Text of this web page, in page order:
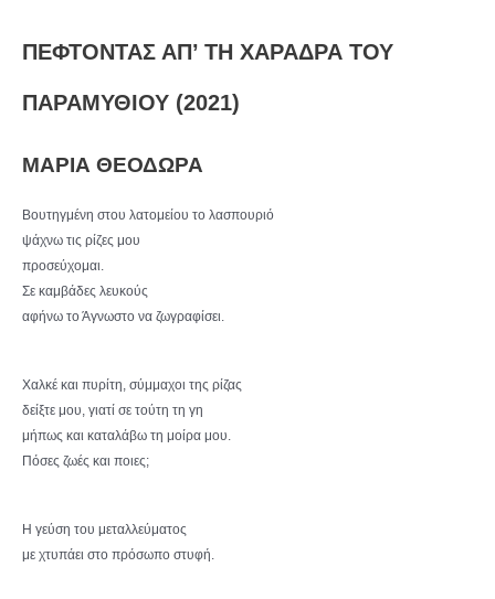
ΠΕΦΤΟΝΤΑΣ ΑΠ’ ΤΗ ΧΑΡΑΔΡΑ ΤΟΥ
ΠΑΡΑΜΥΘΙΟΥ (2021)
ΜΑΡΙΑ ΘΕΟΔΩΡΑ
Βουτηγμένη στου λατομείου το λασπουριό
ψάχνω τις ρίζες μου
προσεύχομαι.
Σε καμβάδες λευκούς
αφήνω το Άγνωστο να ζωγραφίσει.
Χαλκέ και πυρίτη, σύμμαχοι της ρίζας
δείξτε μου, γιατί σε τούτη τη γη
μήπως και καταλάβω τη μοίρα μου.
Πόσες ζωές και ποιες;
Η γεύση του μεταλλεύματος
με χτυπάει στο πρόσωπο στυφή.